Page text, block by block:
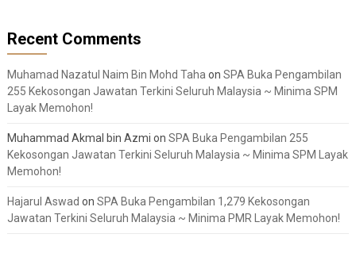
Recent Comments
Muhamad Nazatul Naim Bin Mohd Taha on SPA Buka Pengambilan
255 Kekosongan Jawatan Terkini Seluruh Malaysia ~ Minima SPM
Layak Memohon!
Muhammad Akmal bin Azmi on SPA Buka Pengambilan 255
Kekosongan Jawatan Terkini Seluruh Malaysia ~ Minima SPM Layak
Memohon!
Hajarul Aswad on SPA Buka Pengambilan 1,279 Kekosongan
Jawatan Terkini Seluruh Malaysia ~ Minima PMR Layak Memohon!